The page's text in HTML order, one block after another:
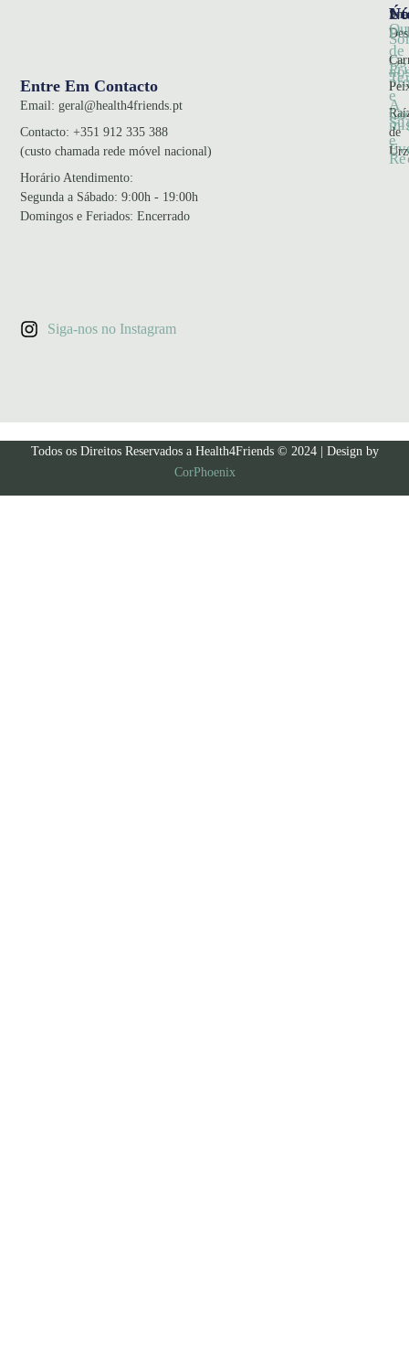
Entre Em Contacto
Email: geral@health4friends.pt
Contacto:+351 912 335 388
(custo chamada rede móvel nacional)
Horário Atendimento:
Segunda a Sábado: 9:00h - 19:00h
Domingos e Feriados: Encerrado
Siga-nos no Instagram
Os
A
de
de
e
e
Todos os Direitos Reservados a Health4Friends © 2024 | Design by
CorPhoenix